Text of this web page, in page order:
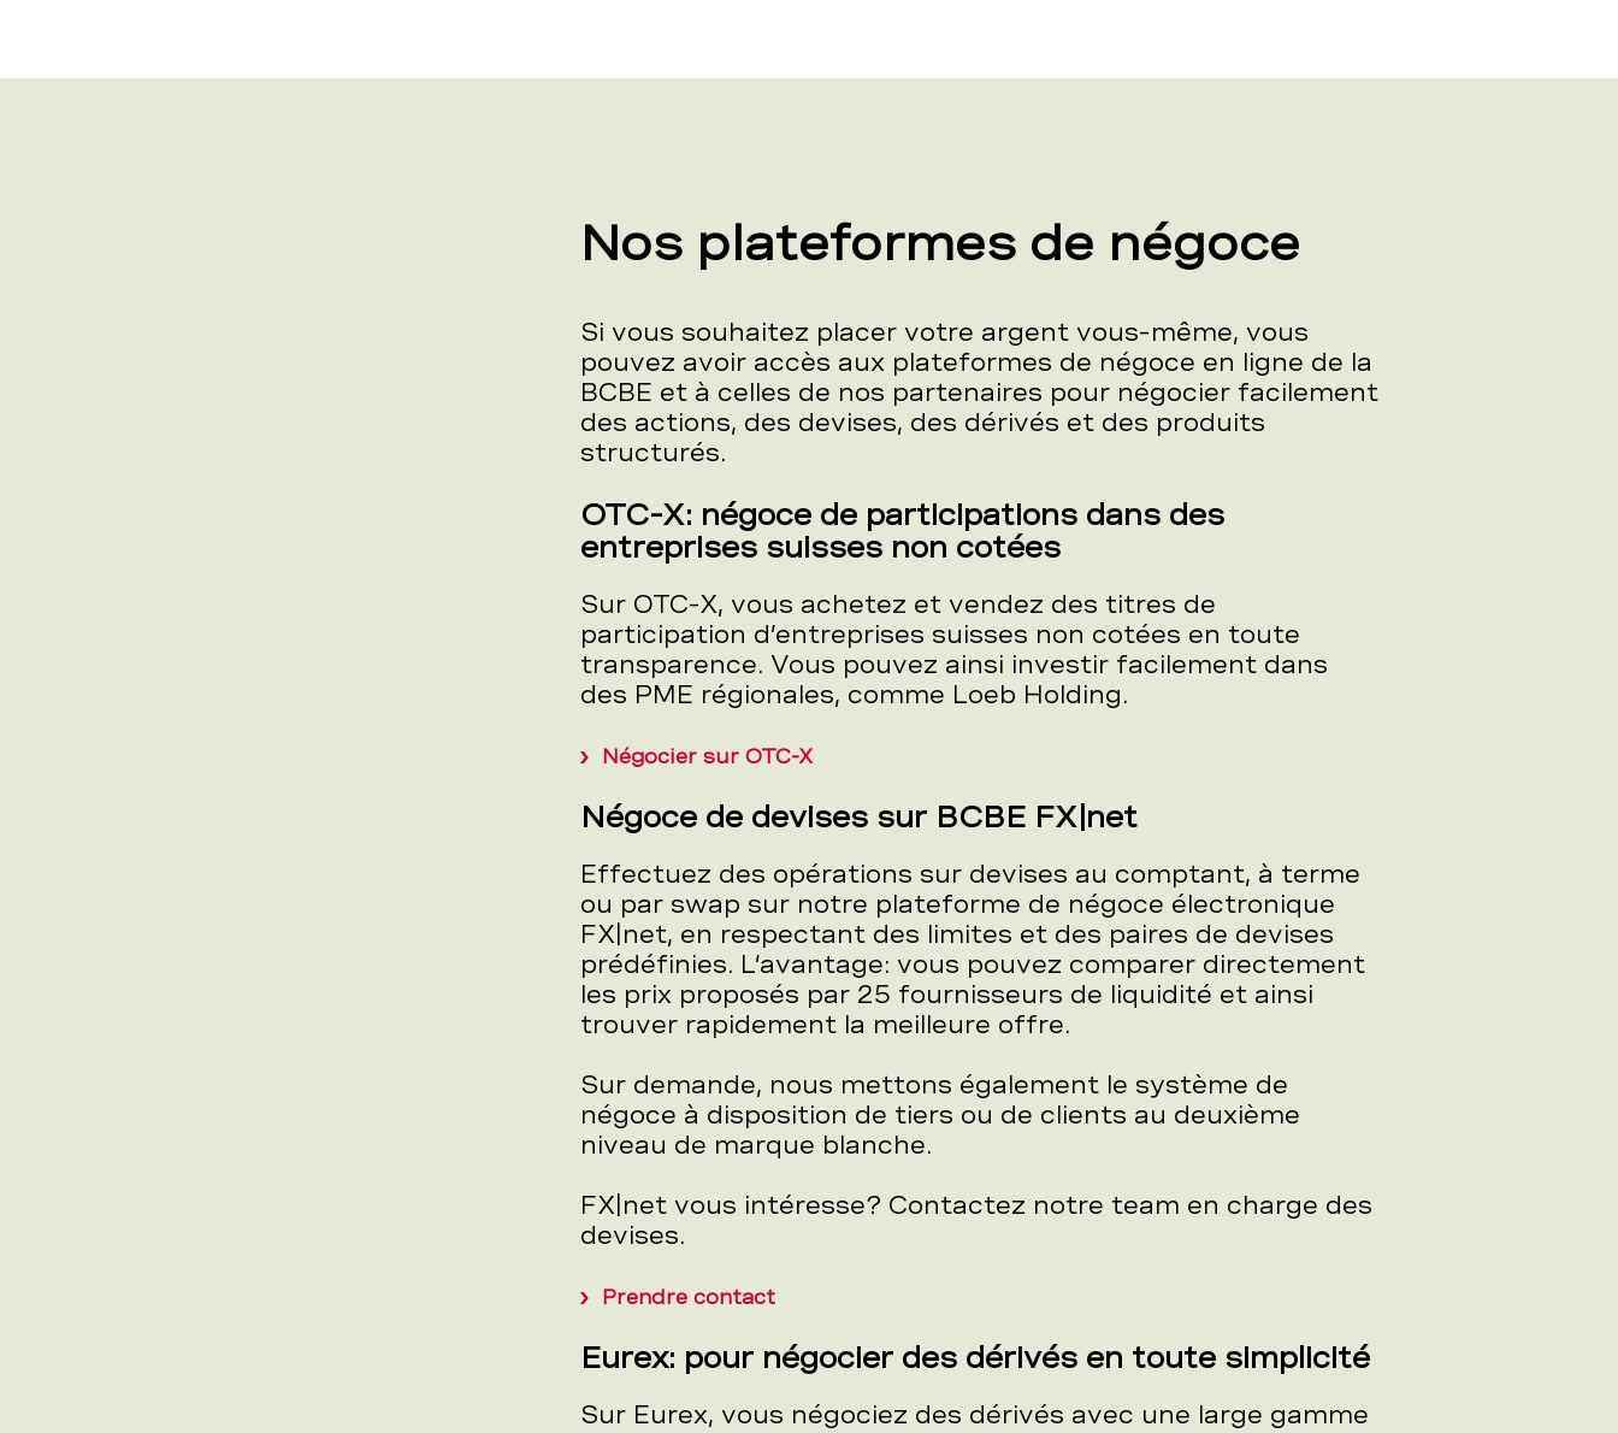
Nos plateformes de négoce
Si vous souhaitez placer votre argent vous-même, vous
pouvez avoir accès aux plateformes de négoce en ligne de la
BCBE et à celles de nos partenaires pour négocier facilement
des actions, des devises, des dérivés et des produits
structurés.
OTC-X: négoce de participations dans des
entreprises suisses non cotées
Sur OTC-X, vous achetez et vendez des titres de
participation d’entreprises suisses non cotées en toute
transparence. Vous pouvez ainsi investir facilement dans
des PME régionales, comme Loeb Holding.
Négocier sur OTC-X
Négoce de devises sur BCBE FX|net
Effectuez des opérations sur devises au comptant, à terme
ou par swap sur notre plateforme de négoce électronique
FX|net, en respectant des limites et des paires de devises
prédéfinies. L’avantage: vous pouvez comparer directement
les prix proposés par 25 fournisseurs de liquidité et ainsi
trouver rapidement la meilleure offre.
Sur demande, nous mettons également le système de
négoce à disposition de tiers ou de clients au deuxième
niveau de marque blanche.
FX|net vous intéresse? Contactez notre team en charge des
devises.
Prendre contact
Eurex: pour négocier des dérivés en toute simplicité
Sur Eurex, vous négociez des dérivés avec une large gamme